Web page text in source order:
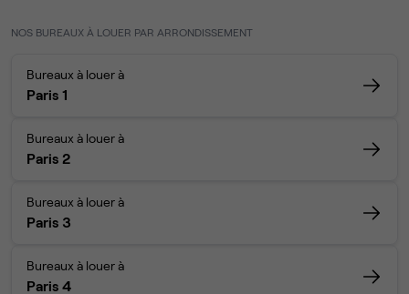
NOS BUREAUX À LOUER PAR ARRONDISSEMENT
Bureaux à louer à
Paris 1
Bureaux à louer à
Paris 2
Bureaux à louer à
Paris 3
Bureaux à louer à
Paris 4